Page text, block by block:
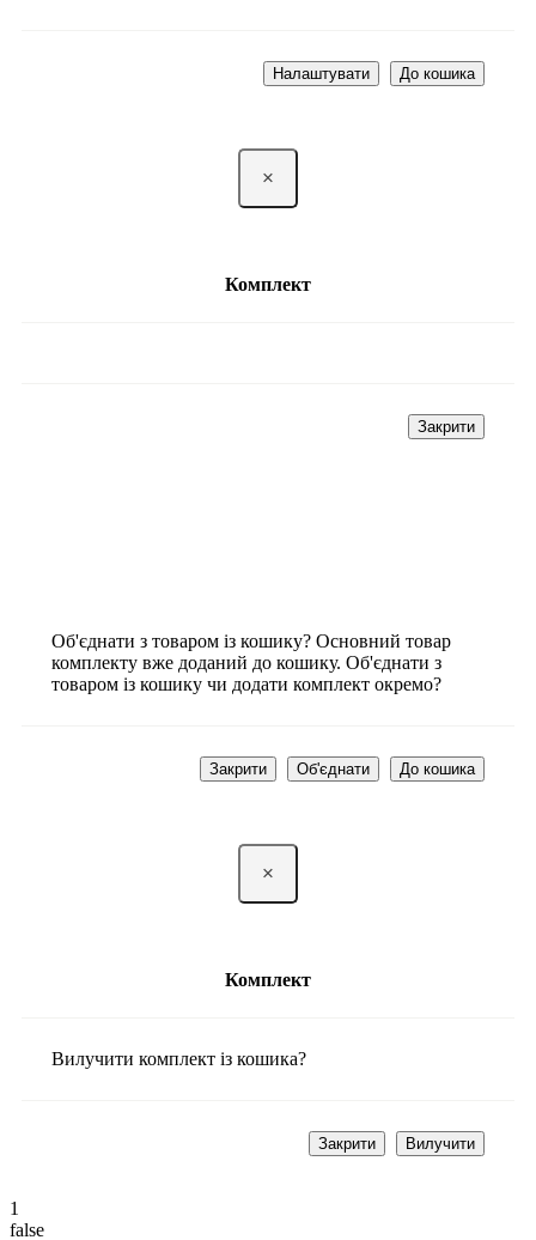
Налаштувати До кошика
×
Комплект
Закрити
Об'єднати з товаром із кошику? Основний товар
комплекту вже доданий до кошику. Об'єднати з
товаром із кошику чи додати комплект окремо?
Закрити Об'єднати До кошика
×
Комплект
Вилучити комплект із кошика?
Закрити Вилучити
1
false